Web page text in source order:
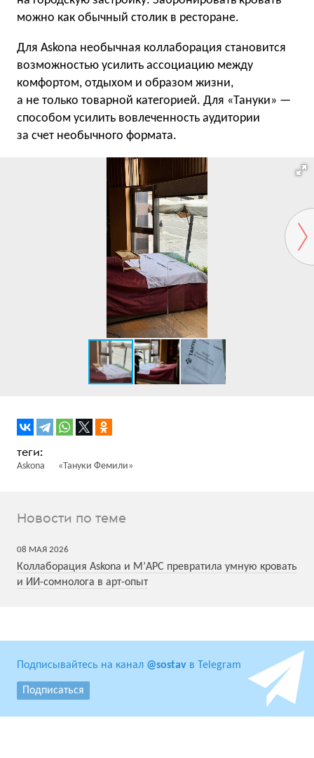
можно как обычный столик в ресторане.
Для Askona необычная коллаборация становится
возможностью усилить ассоциацию между
комфортом, отдыхом и образом жизни,
а не только товарной категорией. Для «Тануки» —
способом усилить вовлеченность аудитории
за счет необычного формата.
Askona «Тануки Фемили»
Новости по теме
08 МАЯ 2026
Коллаборация Askona и М’АРС превратила умную кровать
и ИИ-сомнолога в арт-опыт
Подписывайтесь на канал @sostav в Telegram
Подписаться